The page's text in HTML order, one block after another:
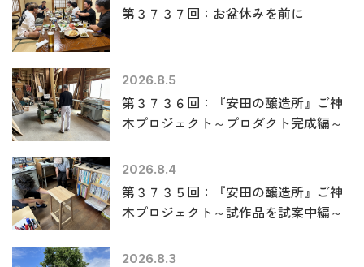
第３７３７回：お盆休みを前に
2026.8.5
第３７３６回：『安田の醸造所』ご神
木プロジェクト～プロダクト完成編～
2026.8.4
第３７３５回：『安田の醸造所』ご神
木プロジェクト～試作品を試案中編～
2026.8.3